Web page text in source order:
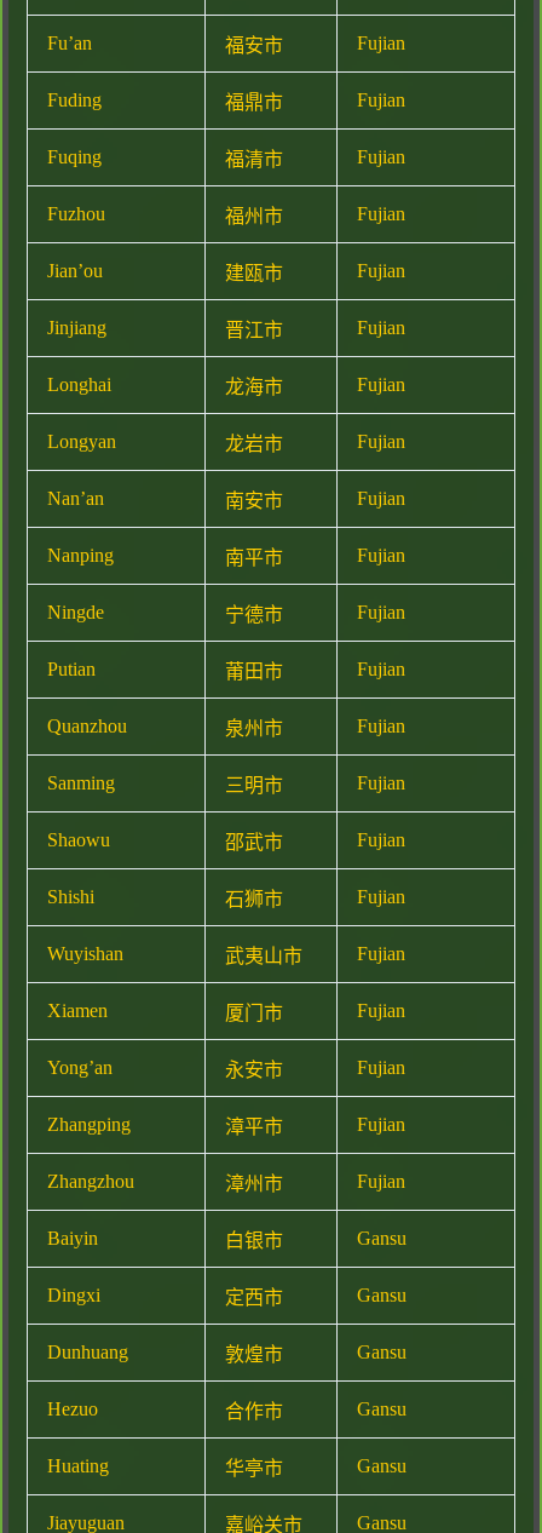
Fu’an 福安市 Fujian
Fuding 福鼎市 Fujian
Fuqing 福清市 Fujian
Fuzhou 福州市 Fujian
Jian’ou 建瓯市 Fujian
Jinjiang 晋江市 Fujian
Longhai 龙海市 Fujian
Longyan 龙岩市 Fujian
Nan’an 南安市 Fujian
Nanping 南平市 Fujian
Ningde 宁德市 Fujian
Putian 莆田市 Fujian
Quanzhou 泉州市 Fujian
Sanming 三明市 Fujian
Shaowu 邵武市 Fujian
Shishi 石狮市 Fujian
Wuyishan 武夷山市 Fujian
Xiamen 厦门市 Fujian
Yong’an 永安市 Fujian
Zhangping 漳平市 Fujian
Zhangzhou 漳州市 Fujian
Baiyin 白银市 Gansu
Dingxi 定西市 Gansu
Dunhuang 敦煌市 Gansu
Hezuo 合作市 Gansu
Huating 华亭市 Gansu
Jiayuguan 嘉峪关市 Gansu